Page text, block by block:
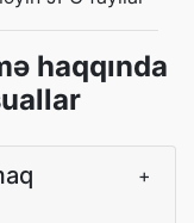
haqqında
+